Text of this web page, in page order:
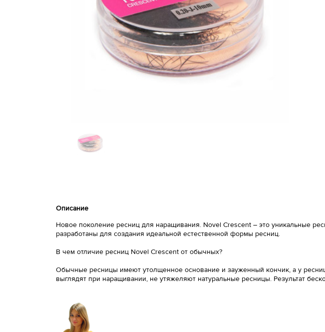
Описание
Новое поколение ресниц для наращивания. Novel Crescent – это уникальные
разработаны для создания идеальной естественной формы ресниц.
В чем отличие ресниц Novel Crescent от обычных?
Обычные ресницы имеют утолщенное основание и зауженный кончик, а у
выглядят при наращивании, не утяжеляют натуральные ресницы. Результат